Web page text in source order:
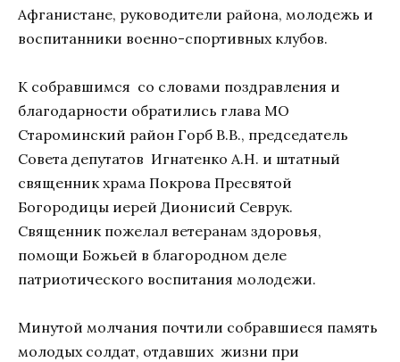
Афганистане, руководители района, молодежь и
воспитанники военно-спортивных клубов.
К собравшимся со словами поздравления и
благодарности обратились глава МО
Староминский район Горб В.В., председатель
Совета депутатов Игнатенко А.Н. и штатный
священник храма Покрова Пресвятой
Богородицы иерей Дионисий Севрук.
Священник пожелал ветеранам здоровья,
помощи Божьей в благородном деле
патриотического воспитания молодежи.
Минутой молчания почтили собравшиеся память
молодых солдат, отдавших жизни при